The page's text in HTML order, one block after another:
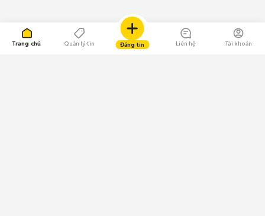
Trang chủ Quản lý tin Đăng tin Liên hệ Tài khoản